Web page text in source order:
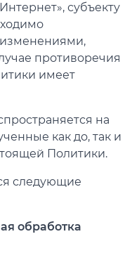
субъекту
изменениями,
противоречия
имеет
на
как до, так и
Политики.
следующие
обработка